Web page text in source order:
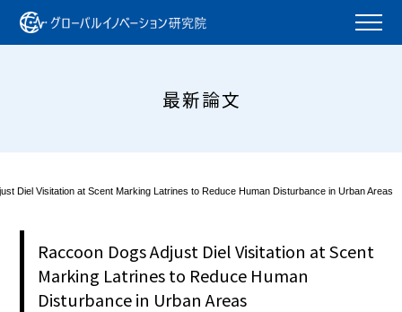
最新論文
Diel Visitation at Scent Marking Latrines to Reduce Human Disturbance in Urban Areas
Raccoon Dogs Adjust Diel Visitation at Scent
Marking Latrines to Reduce Human
Disturbance in Urban Areas